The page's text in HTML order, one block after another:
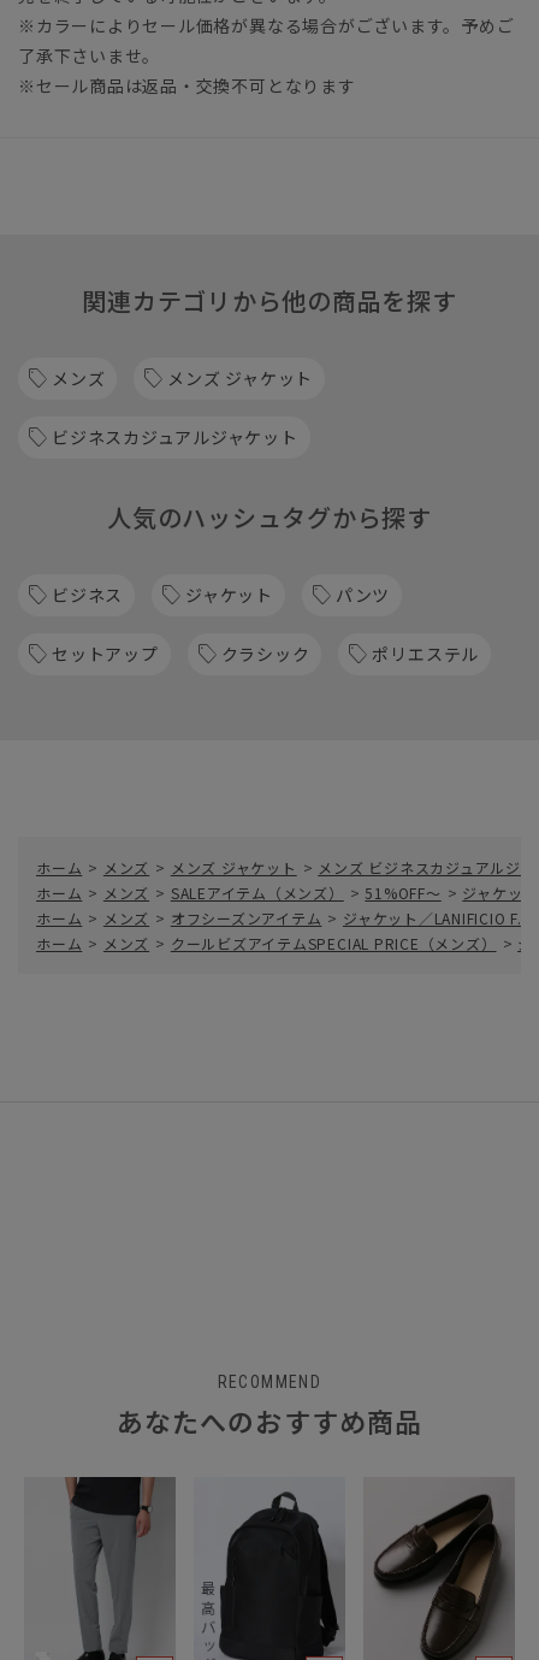
※カラーによりセール価格が異なる場合がございます。予めご
了承下さいませ。
※セール商品は返品・交換不可となります
関連カテゴリから他の商品を探す
メンズ メンズ ジャケット
ビジネスカジュアルジャケット
人気のハッシュタグから探す
ビジネス ジャケット パンツ
セットアップ クラシック ポリエステル
ホーム > メンズ > メンズ ジャケット > メンズ ビジネスカジュアルジ
ホーム > メンズ > SALEアイテム（メンズ） > 51%OFF～ > ジャケッ
ホーム > メンズ > オフシーズンアイテム > ジャケット／LANIFICIO
ホーム > メンズ > クールビズアイテムSPECIAL PRICE（メンズ） > ジ
RECOMMEND
あなたへのおすすめ商品